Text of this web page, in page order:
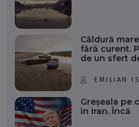
Căldură
fără curent.
de un sfert
EMILIAN
Greșeala pe
în Iran. Încă